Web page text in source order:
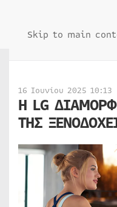
Skip to main
16 Ιουνίου 2025 10:13
Η LG
ΤΗΣ